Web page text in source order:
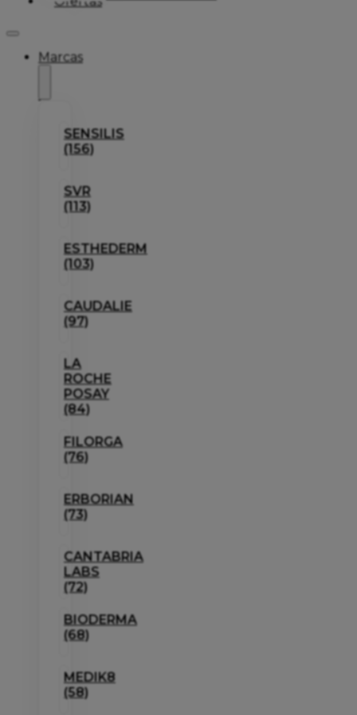
Marcas
SENSILIS
(156)
SVR
(113)
ESTHEDERM
(103)
CAUDALIE
(97)
LA
ROCHE
POSAY
(84)
FILORGA
(76)
ERBORIAN
(73)
CANTABRIA
LABS
(72)
BIODERMA
(68)
MEDIK8
(58)